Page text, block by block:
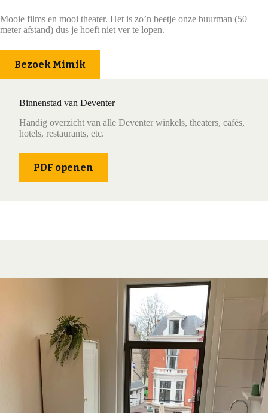
Mooie films en mooi theater. Het is zo’n beetje onze buurman (50
meter afstand) dus je hoeft niet ver te lopen.
Bezoek Mimik
Binnenstad van Deventer
Handig overzicht van alle Deventer winkels, theaters, cafés,
hotels, restaurants, etc.
PDF openen